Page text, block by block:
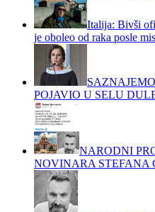
Italija: Bivši
je oboleo od raka posle
POJAVIO U SELU
NARODNI
NOVINARA STEFANA